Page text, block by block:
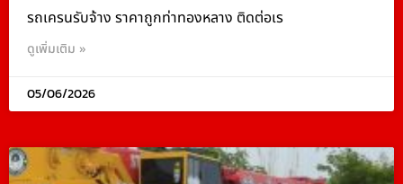
รถเครนรับจ้าง ราคาถูกท่าทองหลาง ติดต่อเร
ดูเพิ่มเติม »
05/06/2026